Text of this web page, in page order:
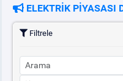
PİYASAKAYITSÜRECİ
SERBEST TÜKETİCİ
ELEKTRİK PİYASASI
Filtrele